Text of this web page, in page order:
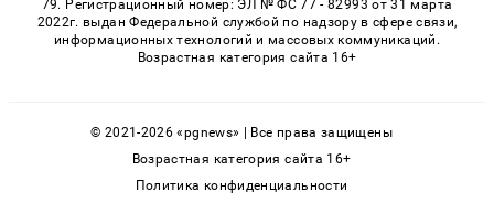
79. Регистрационный номер: ЭЛ № ФС 77 - 82993 от 31 марта
2022г. выдан Федеральной службой по надзору в сфере связи,
информационных технологий и массовых коммуникаций.
Возрастная категория сайта 16+
© 2021-2026 «pgnews» | Все права защищены
Возрастная категория сайта 16+
Политика конфиденциальности